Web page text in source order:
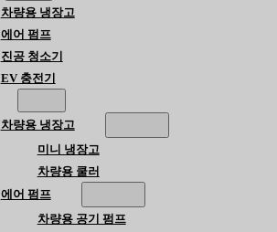
차량용 냉장고
에어 펌프
진공 청소기
EV 충전기
차량용 냉장고
미니 냉장고
차량용 쿨러
에어 펌프
차량용 공기 펌프